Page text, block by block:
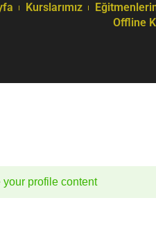
Kurslarımız
Offline
your profile content